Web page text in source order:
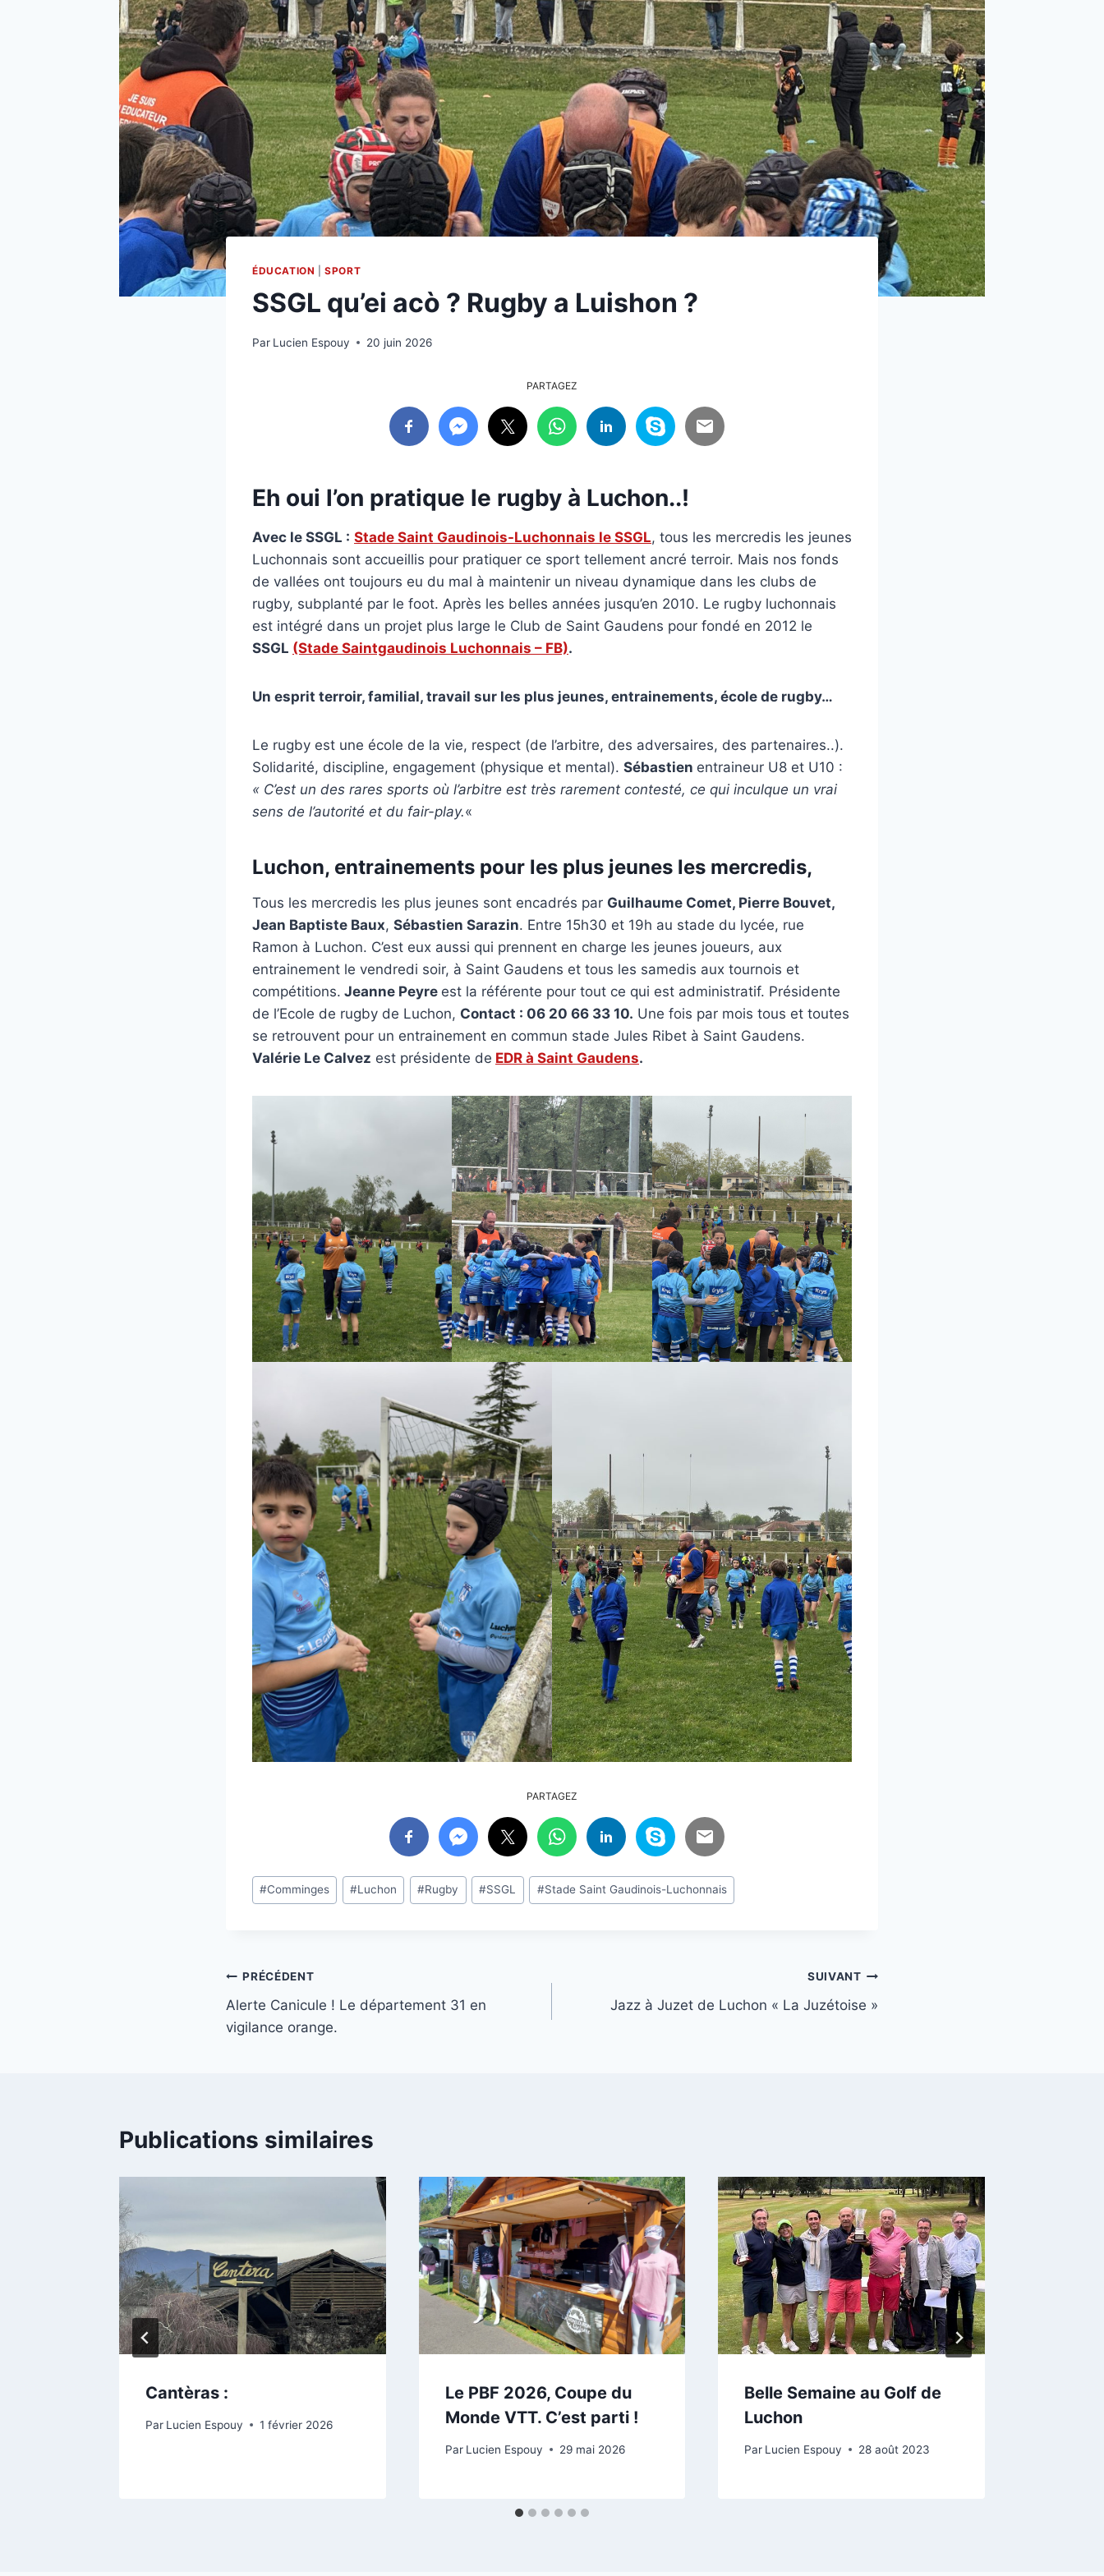
ÉDUCATION |SPORT
SSGL qu’ei acò ? Rugby a Luishon ?
Par Lucien Espouy 20 juin 2026
PARTAGEZ
Eh oui l’on pratique le rugby à Luchon..!
Avec le SSGL : Stade Saint Gaudinois-Luchonnais le SSGL, tous les mercredis les jeunes
Luchonnais sont accueillis pour pratiquer ce sport tellement ancré terroir. Mais nos fonds
de vallées ont toujours eu du mal à maintenir un niveau dynamique dans les clubs de
rugby, subplanté par le foot. Après les belles années jusqu’en 2010. Le rugby luchonnais
est intégré dans un projet plus large le Club de Saint Gaudens pour fondé en 2012 le
SSGL (Stade Saintgaudinois Luchonnais – FB).
Un esprit terroir, familial, travail sur les plus jeunes, entrainements, école de rugby…
Le rugby est une école de la vie, respect (de l’arbitre, des adversaires, des partenaires..).
Solidarité, discipline, engagement (physique et mental). Sébastien entraineur U8 et U10 :
« C’est un des rares sports où l’arbitre est très rarement contesté, ce qui inculque un vrai
sens de l’autorité et du fair-play.«
Luchon, entrainements pour les plus jeunes les mercredis,
Tous les mercredis les plus jeunes sont encadrés par Guilhaume Comet, Pierre Bouvet,
Jean Baptiste Baux, Sébastien Sarazin. Entre 15h30 et 19h au stade du lycée, rue
Ramon à Luchon. C’est eux aussi qui prennent en charge les jeunes joueurs, aux
entrainement le vendredi soir, à Saint Gaudens et tous les samedis aux tournois et
compétitions. Jeanne Peyre est la référente pour tout ce qui est administratif. Présidente
de l’Ecole de rugby de Luchon, Contact : 06 20 66 33 10. Une fois par mois tous et toutes
se retrouvent pour un entrainement en commun stade Jules Ribet à Saint Gaudens.
Valérie Le Calvez est présidente de EDR à Saint Gaudens.
PARTAGEZ
Étiquettes
de
#Comminges #Luchon #Rugby #SSGL #Stade Saint Gaudinois-Luchonnais
Navigation
de
PRÉCÉDENT
Alerte Canicule ! Le département 31 en
vigilance orange.
SUIVANT
Jazz à Juzet de Luchon « La Juzétoise »
Publications similaires
Cantèras :
Par Lucien Espouy 1 février 2026
Le PBF 2026, Coupe du
Monde VTT. C’est parti !
Par Lucien Espouy 29 mai 2026
Belle Semaine au Golf de
Luchon
Par Lucien Espouy 28 août 2023